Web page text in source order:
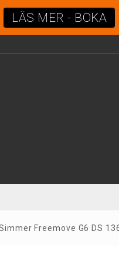
LÄS MER - BOKA
Freemove G6 DS